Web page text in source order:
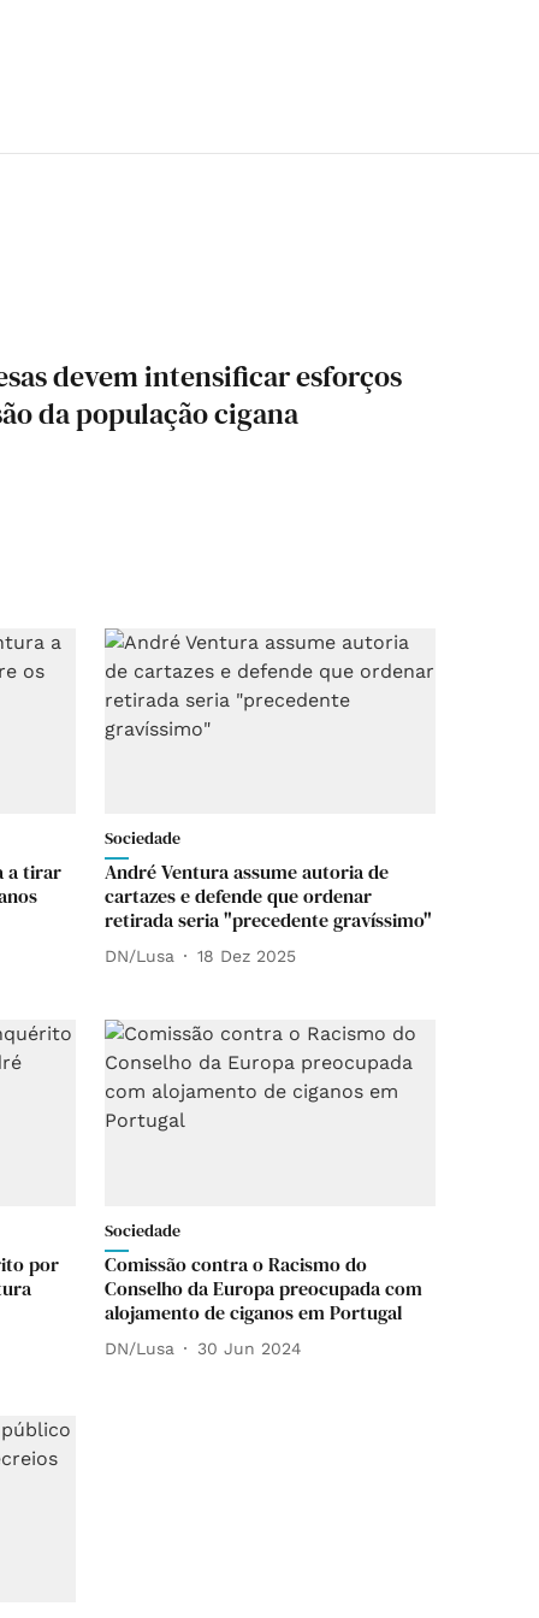
devem intensificar esforços
da população cigana
a tirar
Sociedade
André Ventura assume autoria de
cartazes e defende que ordenar
retirada seria "precedente gravíssimo"
DN/Lusa 18 Dez 2025
por
Sociedade
Comissão contra o Racismo do
Conselho da Europa preocupada com
alojamento de ciganos em Portugal
DN/Lusa 30 Jun 2024